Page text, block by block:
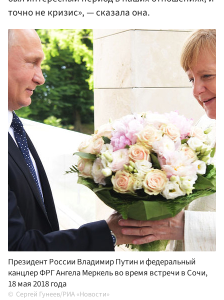
точно не кризис», — сказала она.
Президент России Владимир Путин и федеральный
канцлер ФРГ Ангела Меркель во время встречи в Сочи,
18 мая 2018 года
Сергей Гунеев/РИА «Новости»